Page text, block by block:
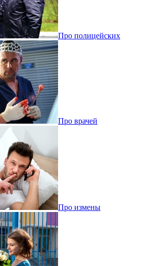
Про полицейских
Про врачей
Про измены